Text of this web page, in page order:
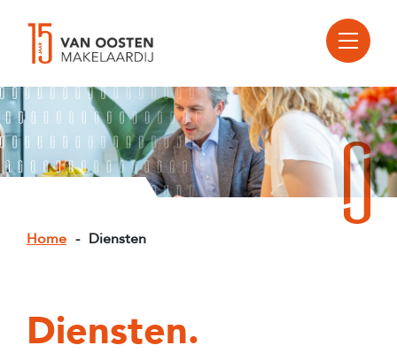
Home - Diensten
Diensten.